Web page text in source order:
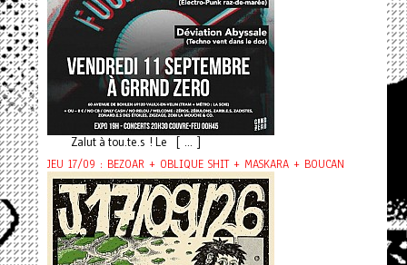
Zalut à tou.te.s ! Le [ ... ]
JEU 17/09 : BEZOAR + OBLIQUE SHIT + MASKARA + BOUCAN